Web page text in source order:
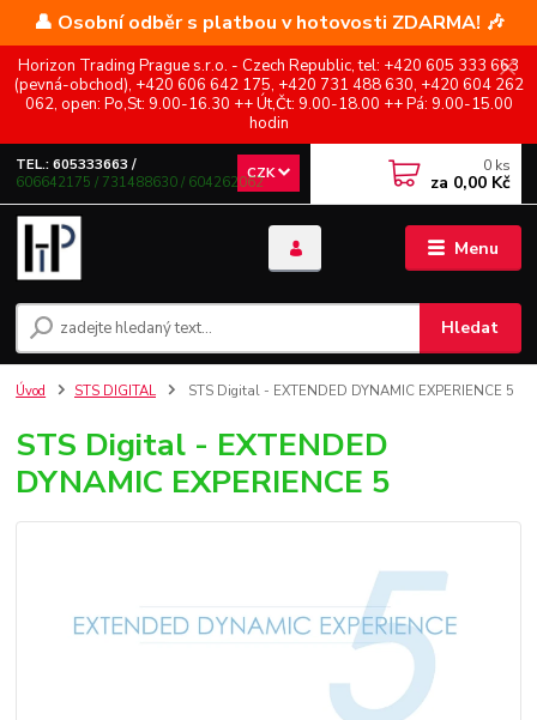
👤 Osobní odběr s platbou v hotovosti ZDARMA! 🎶
Horizon Trading Prague s.r.o. - Czech Republic, tel: +420 605 333 663
(pevná-obchod), +420 606 642 175, +420 731 488 630, +420 604 262
062, open: Po,St: 9.00-16.30 ++ Út,Čt: 9.00-18.00 ++ Pá: 9.00-15.00
hodin
Menu
CZK
Hledat
TEL.: 605333663 /
606642175 / 731488630 / 604262062
0 ks
za 0,00 Kč
Úvod STS DIGITAL STS Digital - EXTENDED DYNAMIC EXPERIENCE 5
STS Digital - EXTENDED
DYNAMIC EXPERIENCE 5